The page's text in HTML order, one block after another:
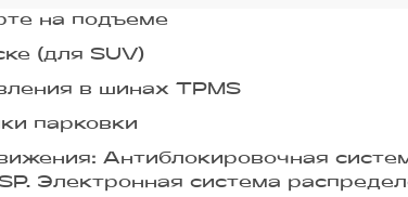
на подъеме
(для SUV)
в шинах TPMS
парковки
Антиблокировочная
Электронная система